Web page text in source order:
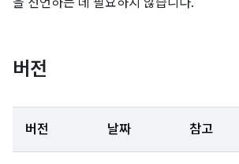
을 선언하는 데 필요하지 않습니다.
버전
버전 날짜 참고